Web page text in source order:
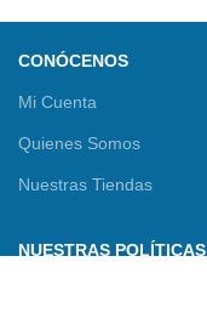
CONÓCENOS
Mi Cuenta
Quienes Somos
Nuestras Tiendas
NUESTRAS POLÍTICAS